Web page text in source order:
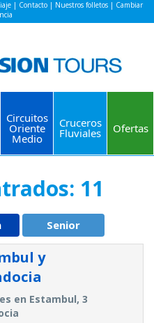
| Contacto | Nuestros folletos | Cambiar
Circuitos
Oriente
Medio
Cruceros
Fluviales Ofertas
11
Senior
y
en Estambul, 3